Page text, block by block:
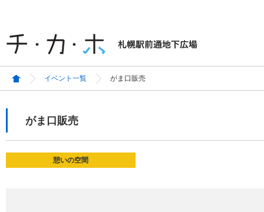
イベント一覧 がま口販売
がま口販売
憩いの空間